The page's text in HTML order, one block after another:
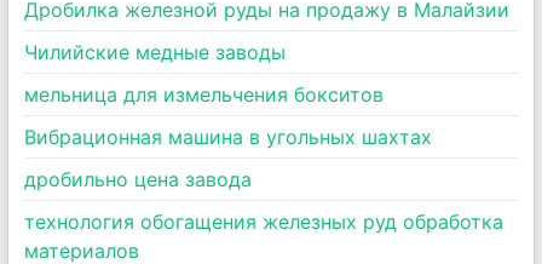
Дробилка железной руды на продажу в Малайзии
Чилийские медные заводы
мельница для измельчения бокситов
Вибрационная машина в угольных шахтах
дробильно цена завода
технология обогащения железных руд обработка
материалов